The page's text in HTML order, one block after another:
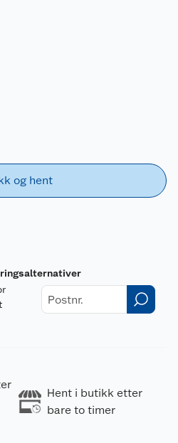
og hent
Hent i butikk etter
bare to timer